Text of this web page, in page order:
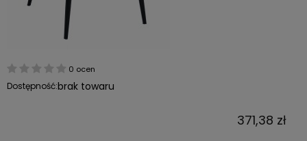
0 ocen
Dostępność:brak towaru
371,38 zł